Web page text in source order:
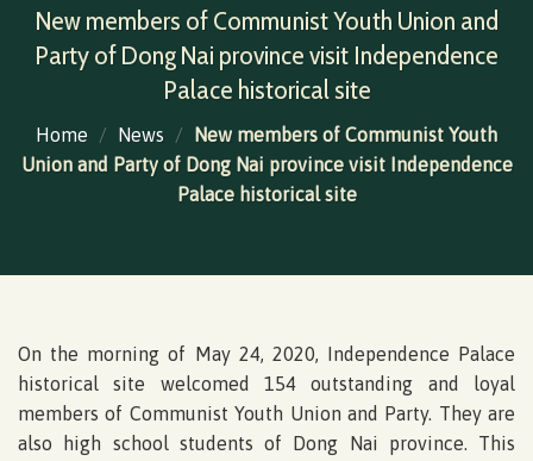
New members of Communist Youth Union and
Party of Dong Nai province visit Independence
Palace historical site
Home / News /
New members of Communist Youth
Union and Party of Dong Nai province visit Independence
Palace historical site
On the morning of May 24, 2020, Independence Palace
historical site welcomed 154 outstanding and loyal
members of Communist Youth Union and Party. They are
also high school students of Dong Nai province. This